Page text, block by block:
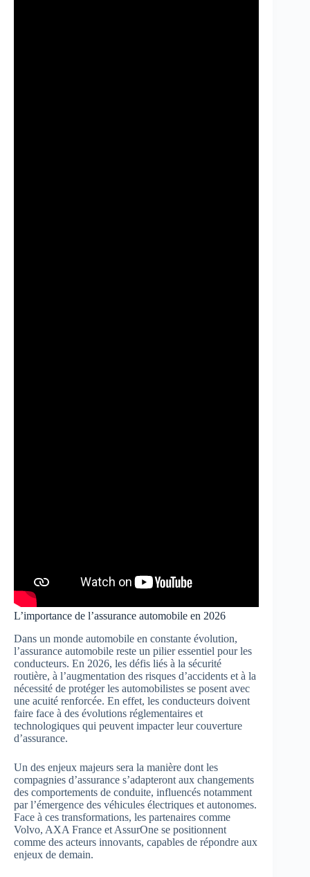
L’importance de l’assurance automobile en 2026
Dans un monde automobile en constante évolution,
l’assurance automobile reste un pilier essentiel pour les
conducteurs. En 2026, les défis liés à la sécurité
routière, à l’augmentation des risques d’accidents et à la
nécessité de protéger les automobilistes se posent avec
une acuité renforcée. En effet, les conducteurs doivent
faire face à des évolutions réglementaires et
technologiques qui peuvent impacter leur couverture
d’assurance.
Un des enjeux majeurs sera la manière dont les
compagnies d’assurance s’adapteront aux changements
des comportements de conduite, influencés notamment
par l’émergence des véhicules électriques et autonomes.
Face à ces transformations, les partenaires comme
Volvo, AXA France et AssurOne se positionnent
comme des acteurs innovants, capables de répondre aux
enjeux de demain.